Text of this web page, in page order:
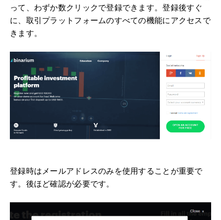
って、わずか数クリックで登録できます。登録後すぐ
に、取引プラットフォームのすべての機能にアクセスで
きます。
登録時はメールアドレスのみを使用することが重要で
す。後ほど確認が必要です。